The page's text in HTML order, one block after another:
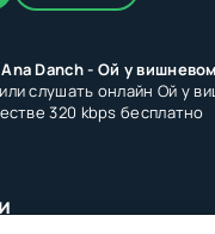
Danch - Ой у
слушать онлайн Ой у
320 kbps бесплатно